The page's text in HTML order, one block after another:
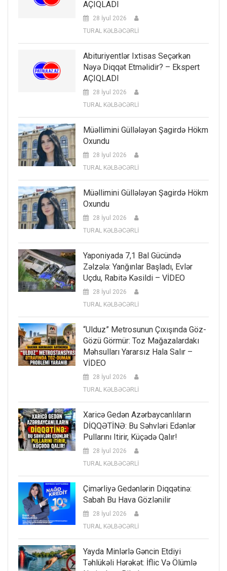
AÇIQLADI
28 İyul 2026
TURAL KƏLBƏCƏRLİ
Abituriyentlər Ixtisas Seçərkən
Nəyə Diqqət Etməlidir? – Ekspert
AÇIQLADI
28 İyul 2026
TURAL KƏLBƏCƏRLİ
Müəllimini Güllələyən Şagirdə Hökm
Oxundu
28 İyul 2026
TURAL KƏLBƏCƏRLİ
Müəllimini Güllələyən Şagirdə Hökm
Oxundu
28 İyul 2026
TURAL KƏLBƏCƏRLİ
Yaponiyada 7,1 Bal Gücündə
Zəlzələ: Yanğınlar Başladı, Evlər
Uçdu, Rabitə Kəsildi – VİDEO
28 İyul 2026
TURAL KƏLBƏCƏRLİ
“Ulduz” Metrosunun Çıxışında Göz-
Gözü Görmür: Toz Mağazalardakı
Məhsulları Yararsız Hala Salır –
VİDEO
28 İyul 2026
TURAL KƏLBƏCƏRLİ
Xaricə Gedən Azərbaycanlıların
DİQQƏTİNƏ: Bu Səhvləri Edənlər
Pullarını Itirir, Küçədə Qalır!
28 İyul 2026
TURAL KƏLBƏCƏRLİ
Çimərliyə Gedənlərin Diqqətinə:
Sabah Bu Hava Gözlənilir
28 İyul 2026
TURAL KƏLBƏCƏRLİ
Yayda Minlərlə Gəncin Etdiyi
Təhlükəli Hərəkət: İflic Və Ölümlə